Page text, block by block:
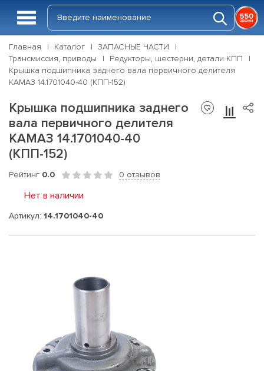
Главная Каталог
ЗАПАСНЫЕ ЧАСТИ
Трансмиссия, приводы
Редукторы, шестерни, детали КПП
Крышка подшипника заднего вала первичного делителя
КАМАЗ 14.1701040-40 (КПП-152)
Крышка подшипника заднего
вала первичного делителя
КАМАЗ 14.1701040-40
(КПП-152)
Рейтинг 0.0 0 отзывов
Нет в наличии
Артикул: 14.1701040-40